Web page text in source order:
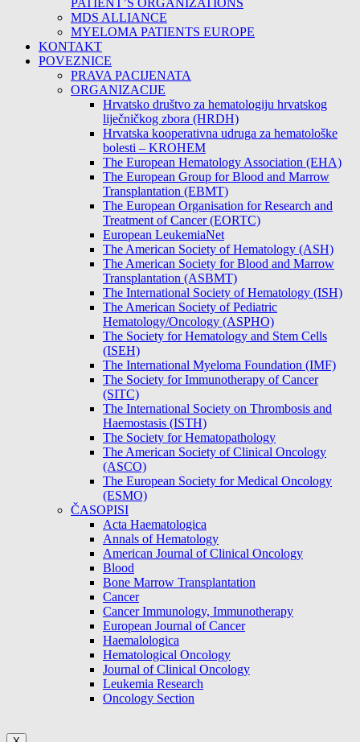
PATIENT’S ORGANIZATIONS
MDS ALLIANCE
MYELOMA PATIENTS EUROPE
KONTAKT
POVEZNICE
PRAVA PACIJENATA
ORGANIZACIJE
Hrvatsko društvo za hematologiju hrvatskog
liječničkog zbora (HRDH)
Hrvatska kooperativna udruga za hematološke
bolesti – KROHEM
The European Hematology Association (EHA)
The European Group for Blood and Marrow
Transplantation (EBMT)
The European Organisation for Research and
Treatment of Cancer (EORTC)
European LeukemiaNet
The American Society of Hematology (ASH)
The American Society for Blood and Marrow
Transplantation (ASBMT)
The International Society of Hematology (ISH)
The American Society of Pediatric
Hematology/Oncology (ASPHO)
The Society for Hematology and Stem Cells
(ISEH)
The International Myeloma Foundation (IMF)
The Society for Immunotherapy of Cancer
(SITC)
The International Society on Thrombosis and
Haemostasis (ISTH)
The Society for Hematopathology
The American Society of Clinical Oncology
(ASCO)
The European Society for Medical Oncology
(ESMO)
ČASOPISI
Acta Haematologica
Annals of Hematology
American Journal of Clinical Oncology
Blood
Bone Marrow Transplantation
Cancer
Cancer Immunology, Immunotherapy
European Journal of Cancer
Haemalologica
Hematological Oncology
Journal of Clinical Oncology
Leukemia Research
Oncology Section